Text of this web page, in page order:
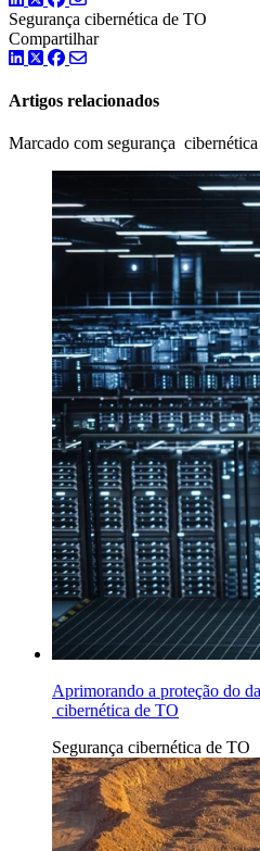
Segurança cibernética de TO
Compartilhar
LinkedIn
TwitterFacebook
Artigos relacionados
Marcado com segurança
Aprimorando a proteção do
cibernética de TO
Segurança cibernética de TO